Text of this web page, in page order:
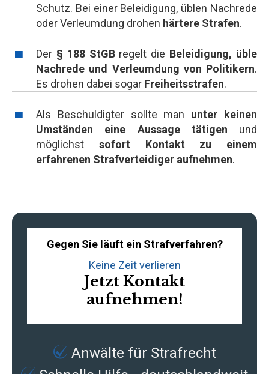
Schutz. Bei einer Beleidigung, üblen Nachrede
oder Verleumdung drohen härtere Strafen.
Der § 188 StGBregelt die Beleidigung, üble
Nachrede und Verleumdung von Politikern.
Es drohen dabei sogar Freiheitsstrafen.
Als Beschuldigter sollte man unter keinen
Umständen eine Aussage tätigen und
möglichst sofort Kontakt zu einem
erfahrenen Strafverteidiger aufnehmen.
Gegen Sie läuft ein Strafverfahren?
Keine Zeit verlieren
Jetzt Kontakt
aufnehmen!
Anwälte für Strafrecht